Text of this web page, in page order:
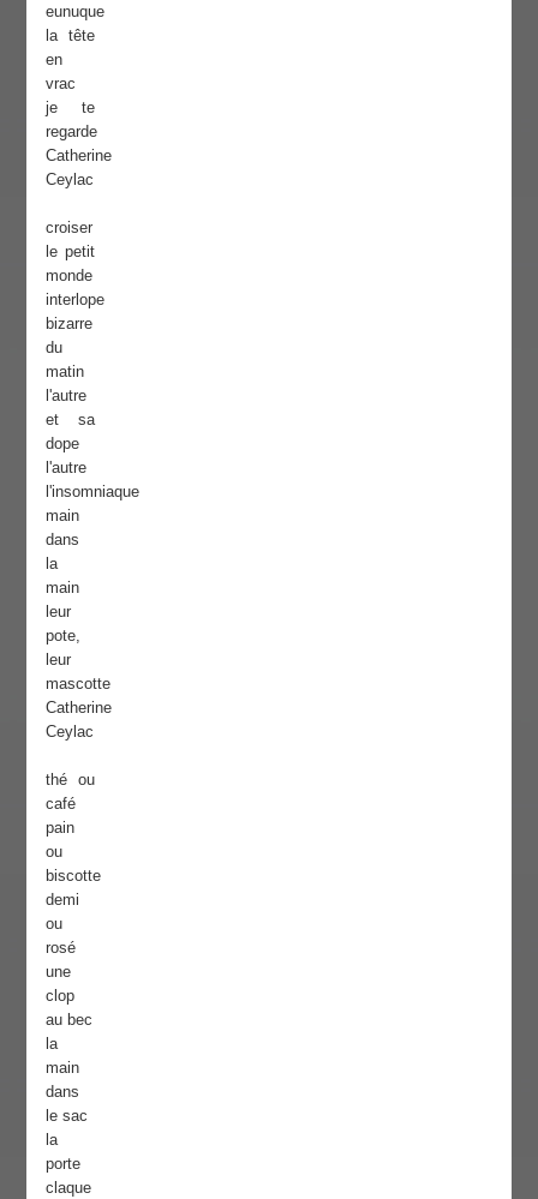
eunuque
la tête
en
vrac
je te
regarde
Catherine
Ceylac
croiser
le petit
monde
interlope
bizarre
du
matin
l'autre
et sa
dope
l'autre
l'insomniaque
main
dans
la
main
leur
pote,
leur
mascotte
Catherine
Ceylac
thé ou
café
pain
ou
biscotte
demi
ou
rosé
une
clop
au bec
la
main
dans
le sac
la
porte
claque